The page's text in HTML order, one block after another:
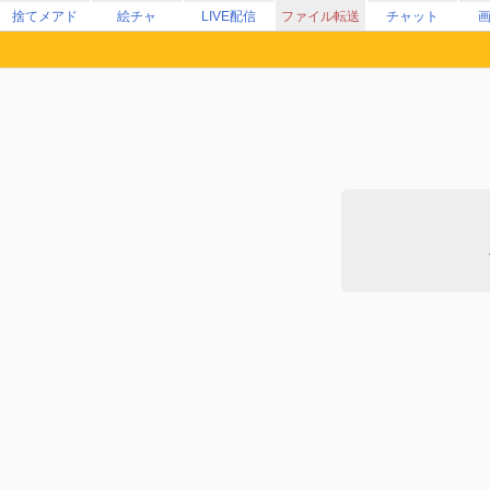
捨てメアド 絵チャ LIVE配信 ファイル転送 チャット